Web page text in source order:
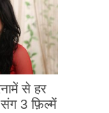
से हर
संग 3 फ़िल्में